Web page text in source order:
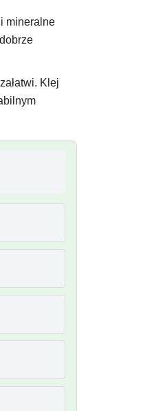
mineralne
Klej